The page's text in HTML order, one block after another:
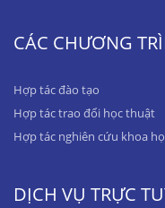
CÁC CHƯƠNG
Hợp tác đào tạo
Hợp tác trao đổi học thuật
Hợp tác nghiên cứu khoa
DỊCH VỤ TRỰC